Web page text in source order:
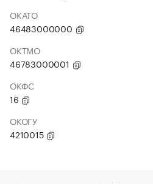
ОКАТО
46483000000
ОКТМО
46783000001
ОКФС
16
ОКОГУ
4210015